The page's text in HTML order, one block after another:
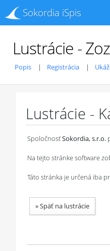
Sokordia iSpis
Lustrácie -
Popis Registrácia
Lustrácie -
SpoločnosťSokordia, s.r.o.
Na tejto stránke software
Táto stránka je určená iba
»Späť na lustrácie